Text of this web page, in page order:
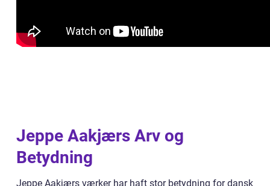
Jeppe Aakjærs Arv og
Betydning
Jeppe Aakjærs værker har haft stor betydning for dansk